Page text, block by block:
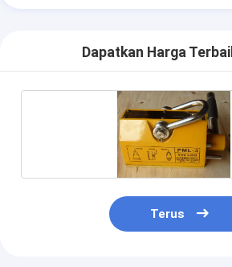
Dapatkan Harga
Terus